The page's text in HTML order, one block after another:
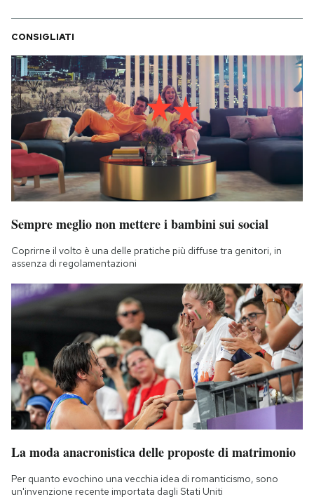
CONSIGLIATI
Sempre meglio non mettere i bambini sui social
Coprirne il volto è una delle pratiche più diffuse tra genitori, in
assenza di regolamentazioni
La moda anacronistica delle proposte di matrimonio
Per quanto evochino una vecchia idea di romanticismo, sono
un'invenzione recente importata dagli Stati Uniti